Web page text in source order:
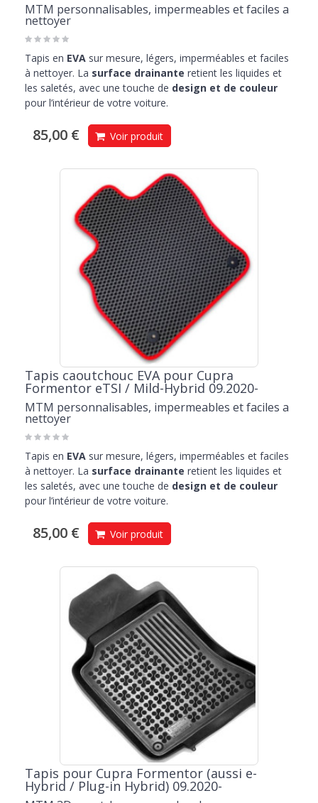
MTM personnalisables, impermeables et faciles a
nettoyer
Tapis en EVA sur mesure, légers, imperméables et faciles
à nettoyer. La surface drainante retient les liquides et
les saletés, avec une touche de design et de couleur
pour l’intérieur de votre voiture.
85,00 € Voir produit
Tapis caoutchouc EVA pour Cupra
Formentor eTSI / Mild-Hybrid 09.2020-
MTM personnalisables, impermeables et faciles a
nettoyer
Tapis en EVA sur mesure, légers, imperméables et faciles
à nettoyer. La surface drainante retient les liquides et
les saletés, avec une touche de design et de couleur
pour l’intérieur de votre voiture.
85,00 € Voir produit
Tapis pour Cupra Formentor (aussi e-
Hybrid / Plug-in Hybrid) 09.2020-